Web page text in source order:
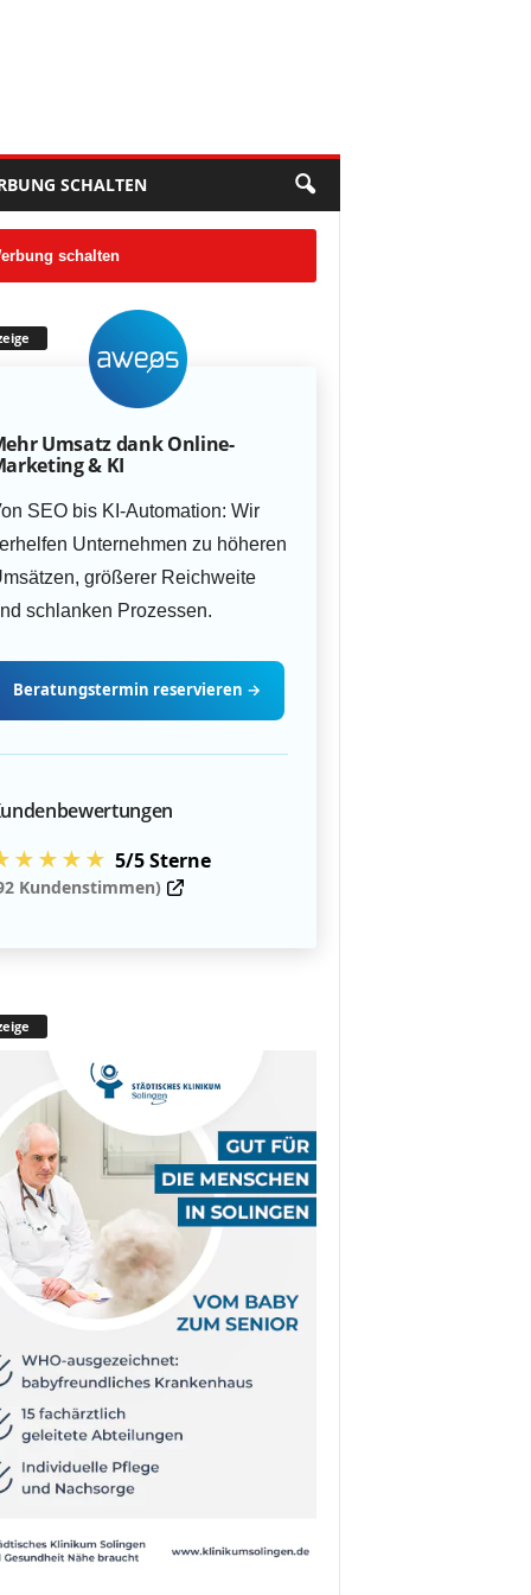
SCHALTEN
schalten
Umsatz dank Online-
& KI
SEO bis KI-Automation: Wir
Unternehmen zu höheren
größerer Reichweite
schlanken Prozessen.
Beratungstermin reservieren →
5/5 Sterne
Kundenstimmen)